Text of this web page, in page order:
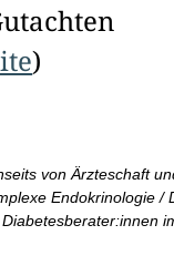
)
von Ärzteschaft
Endokrinologie /